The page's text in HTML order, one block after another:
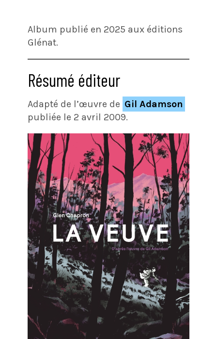
Album publié en 2025 aux éditions
Glénat.
Résumé éditeur
Adapté de l’œuvre de Gil Adamson
publiée le 2 avril 2009.